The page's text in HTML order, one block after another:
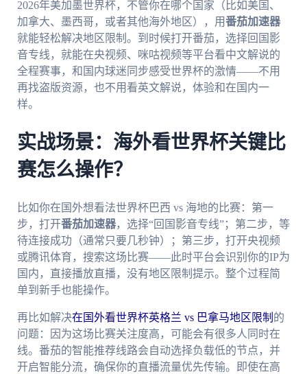
2026年美加墨世界杯，不管你在哪个国家（比如美国、
加拿大、墨西哥，或者其他海外地区），用番茄加速器
就能轻松解决地区限制。到时候打开番茄，选择回国影
音专线，就能在央视频、咪咕视频等平台看中文解说的
全程赛事，和国内球迷同步感受世界杯的激情——不用
再找盗版资源，也不用看英文解说，体验和在国内一
样。
实战场景：海外看世界杯关键比
赛怎么操作？
比如你在国外想看法世界杯巴西 vs 海地的比赛：第一
步，打开番茄加速器，选择“回国影音专线”；第二步，等
待连接成功（通常只要几秒钟）；第三步，打开央视频
或腾讯体育，搜索这场比赛——此时平台会识别你的IP为
国内，直接播放直播，没有地区限制提示。整个过程简
单到新手也能操作。
再比如解决在国外看世界杯英格兰 vs 巴拿马地区限制 的
问题：因为这场比赛关注度高，可能会有很多人同时在
线。番茄的智能推荐线路会自动选择负载低的节点，并
开启智能分流，确保你的直播流量优先传输。即使在高